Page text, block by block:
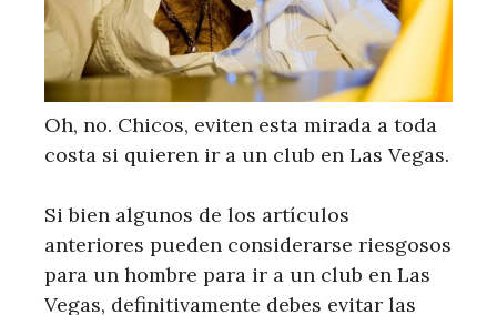
Oh, no. Chicos, eviten esta mirada a toda
costa si quieren ir a un club en Las Vegas.
Si bien algunos de los artículos
anteriores pueden considerarse riesgosos
para un hombre para ir a un club en Las
Vegas, definitivamente debes evitar las